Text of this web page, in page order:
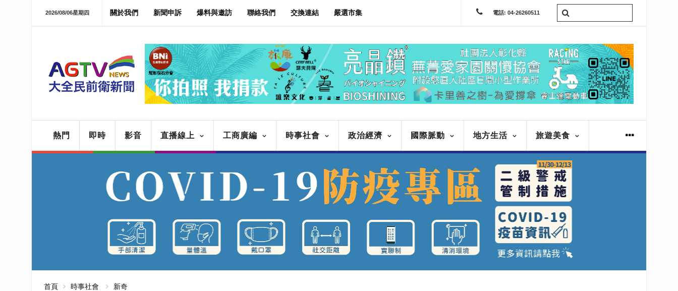
2026/08/06星期四 關於我們 新聞申訴 爆料與邀訪 聯絡我們 交換連結 嚴選市集 電話: 04-26260511
熱門 即時 影音 直播線上 工商廣編 時事社會 政治經濟 國際脈動 地方生活 旅遊美食
首頁 時事社會 新奇